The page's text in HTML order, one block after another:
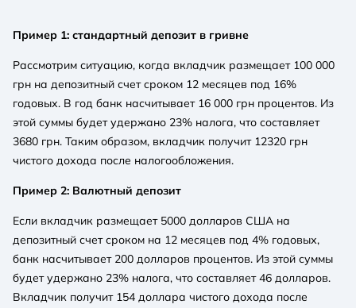
Пример 1: стандартный депозит в гривне
Рассмотрим ситуацию, когда вкладчик размещает 100 000
грн на депозитный счет сроком 12 месяцев под 16%
годовых. В год банк насчитывает 16 000 грн процентов. Из
этой суммы будет удержано 23% налога, что составляет
3680 грн. Таким образом, вкладчик получит 12320 грн
чистого дохода после налогообложения.
Пример 2: Валютный депозит
Если вкладчик размещает 5000 долларов США на
депозитный счет сроком на 12 месяцев под 4% годовых,
банк насчитывает 200 долларов процентов. Из этой суммы
будет удержано 23% налога, что составляет 46 долларов.
Вкладчик получит 154 доллара чистого дохода после